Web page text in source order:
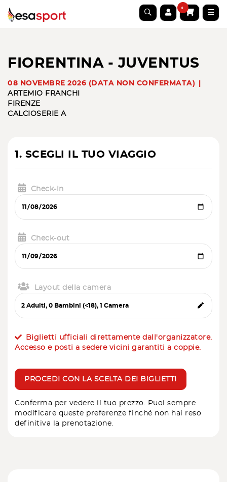
0
FIORENTINA - JUVENTUS
08 NOVEMBRE 2026 (DATA NON CONFERMATA)
ARTEMIO FRANCHI
FIRENZE
CALCIOSERIE A
1. SCEGLI IL TUO VIAGGIO
Check-in
Check-out
Layout della camera
Biglietti ufficiali direttamente dall'organizzatore.
Accesso e posti a sedere vicini garantiti a coppie.
PROCEDI CON LA SCELTA DEI BIGLIETTI
Conferma per vedere il tuo prezzo. Puoi sempre
modificare queste preferenze finché non hai reso
definitiva la prenotazione.